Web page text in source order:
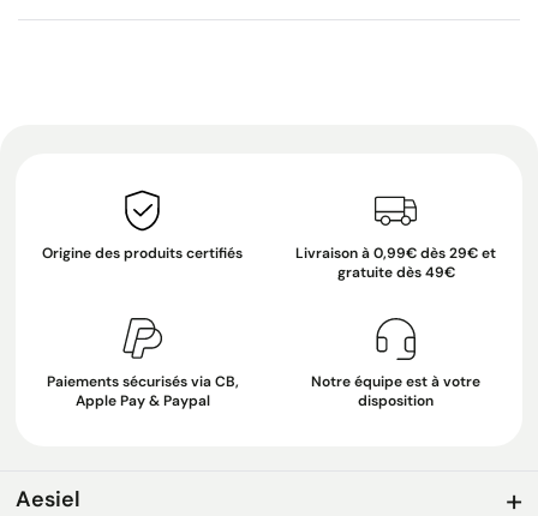
Origine des produits certifiés
Livraison à 0,99€ dès 29€ et
gratuite dès 49€
Paiements sécurisés via CB,
Apple Pay & Paypal
Notre équipe est à votre
disposition
Aesiel